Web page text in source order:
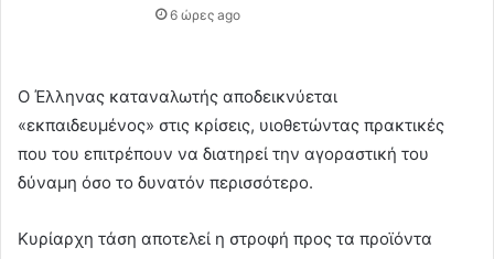
6 ώρες ago
Ο Έλληνας καταναλωτής αποδεικνύεται
«εκπαιδευμένος» στις κρίσεις, υιοθετώντας πρακτικές
που του επιτρέπουν να διατηρεί την αγοραστική του
δύναμη όσο το δυνατόν περισσότερο.
Κυρίαρχη τάση αποτελεί η στροφή προς τα προϊόντα